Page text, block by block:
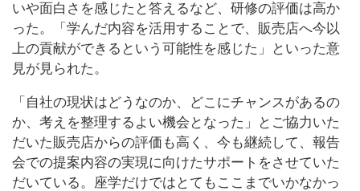
いや面白さを感じたと答えるなど、研修の評価は高か
った。「学んだ内容を活用することで、販売店へ今以
上の貢献ができるという可能性を感じた」といった意
見が見られた。
「自社の現状はどうなのか、どこにチャンスがあるの
か、考えを整理するよい機会となった」とご協力いた
だいた販売店からの評価も高く、今も継続して、報告
会での提案内容の実現に向けたサポートをさせていた
だいている。座学だけではとてもここまでいかなかっ